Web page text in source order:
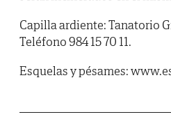
Capilla ardiente: Tanatorio
Teléfono 984 15 70 11.
Esquelas y pésames: